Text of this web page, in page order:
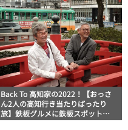
Back To 高知家の2022！【おっさ
ん2人の高知行き当たりばったり
旅】鉄板グルメに鉄板スポット！